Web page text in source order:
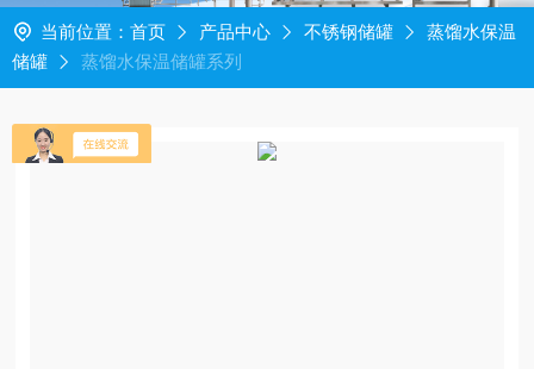
当前位置： 首页 产品中心 不锈钢储罐
蒸馏水保温
储罐
蒸馏水保温储罐系列